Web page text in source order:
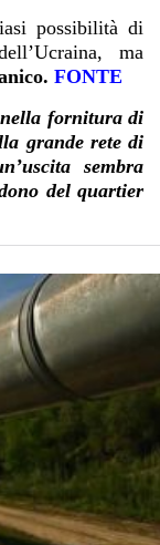
possibilità di
ma
FONTE
nella fornitura di
grande rete di
sembra
del quartier